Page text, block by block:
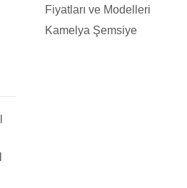
Fiyatları ve Modelleri
Kamelya Şemsiye